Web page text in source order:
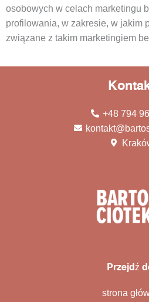
osobowych w celach marketingu
profilowania, w zakresie, w jakim
związane z takim marketingiem
+48 794
Przejdź
strona